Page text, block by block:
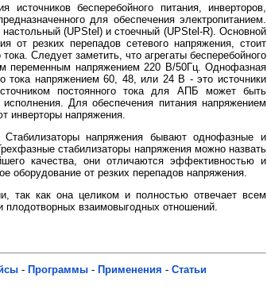
бесперебойного питания, инверторов,
для обеспечения электропитанием.
(UPStel) и стоечный (UPStel-R). Основной
от резких перепадов сетевого напряжения, стоит
Следует заметить, что агрегаты бесперебойного
переменным напряжением 220 В/50Гц. Однофазная
тока напряжением 60, 48, или 24 В - это источники
постоянного тока для АПБ может быть
Для обеспечения питания напряжением
инверторы напряжения.
напряжения бывают однофазные и
стабилизаторы напряжения можно назвать
качества, они отличаются эффективностью и
от резких перепадов напряжения.
так как она целиком и полностью отвечает всем
взаимовыгодных отношений.
- Программы - Применения - Статьи